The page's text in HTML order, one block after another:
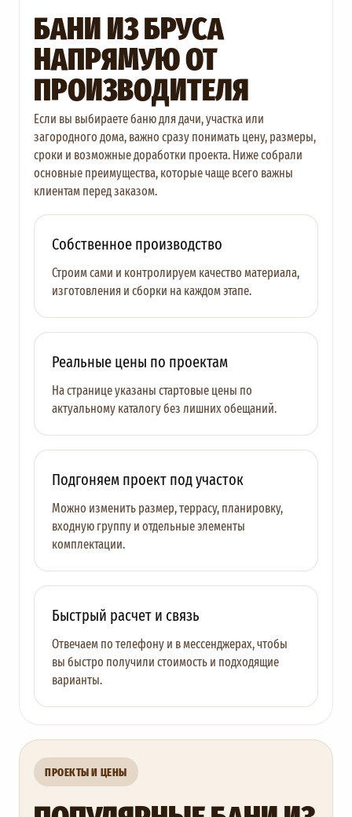
БАНИ ИЗ БРУСА
НАПРЯМУЮ ОТ
ПРОИЗВОДИТЕЛЯ
Если вы выбираете баню для дачи, участка или
загородного дома, важно сразу понимать цену, размеры,
сроки и возможные доработки проекта. Ниже собрали
основные преимущества, которые чаще всего важны
клиентам перед заказом.
Собственное производство
Строим сами и контролируем качество материала,
изготовления и сборки на каждом этапе.
Реальные цены по проектам
На странице указаны стартовые цены по
актуальному каталогу без лишних обещаний.
Подгоняем проект под участок
Можно изменить размер, террасу, планировку,
входную группу и отдельные элементы
комплектации.
Быстрый расчет и связь
Отвечаем по телефону и в мессенджерах, чтобы
вы быстро получили стоимость и подходящие
варианты.
ПРОЕКТЫ И ЦЕНЫ